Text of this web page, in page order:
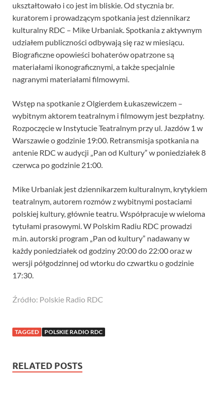
ukształtowało i co jest im bliskie. Od stycznia br.
kuratorem i prowadzącym spotkania jest dziennikarz
kulturalny RDC – Mike Urbaniak. Spotkania z aktywnym
udziałem publiczności odbywają się raz w miesiącu.
Biograficzne opowieści bohaterów opatrzone są
materiałami ikonograficznymi, a także specjalnie
nagranymi materiałami filmowymi.
Wstęp na spotkanie z Olgierdem Łukaszewiczem –
wybitnym aktorem teatralnym i filmowym jest bezpłatny.
Rozpoczęcie w Instytucie Teatralnym przy ul. Jazdów 1 w
Warszawie o godzinie 19:00. Retransmisja spotkania na
antenie RDC w audycji „Pan od Kultury” w poniedziałek 8
czerwca po godzinie 21:00.
Mike Urbaniak jest dziennikarzem kulturalnym, krytykiem
teatralnym, autorem rozmów z wybitnymi postaciami
polskiej kultury, głównie teatru. Współpracuje w wieloma
tytułami prasowymi. W Polskim Radiu RDC prowadzi
m.in. autorski program „Pan od kultury” nadawany w
każdy poniedziałek od godziny 20:00 do 22:00 oraz w
wersji półgodzinnej od wtorku do czwartku o godzinie
17:30.
Źródło: Polskie Radio RDC
TAGGED POLSKIE RADIO RDC
RELATED POSTS